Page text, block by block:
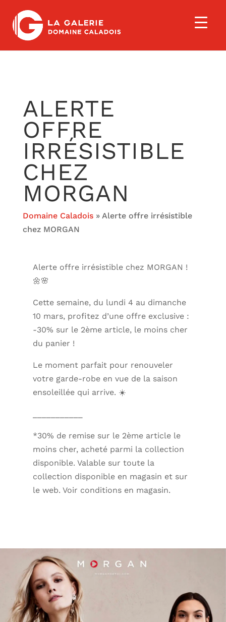
ALERTE
OFFRE
IRRÉSISTIBLE
CHEZ
MORGAN
Domaine Caladois» Alerte offre irrésistible
chez MORGAN
Alerte offre irrésistible chez MORGAN !
🌼🌸
Cette semaine, du lundi 4 au dimanche
10 mars, profitez d’une offre exclusive :
-30% sur le 2ème article, le moins cher
du panier !
Le moment parfait pour renouveler
votre garde-robe en vue de la saison
ensoleillée qui arrive. ☀️
*30% de remise sur le 2ème article le
moins cher, acheté parmi la collection
disponible. Valable sur toute la
collection disponible en magasin et sur
le web. Voir conditions en magasin.